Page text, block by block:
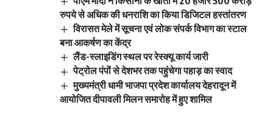
रुपये से अधिक की धनराशि का किया डिजिटल हस्तांतरण
विरासत मेले में सूचना एवं लोक संपर्क विभाग का स्टाल
बना आकर्षण का केंद्र
लैंड-स्लाइडिंग स्थल पर रेस्क्यू कार्य जारी
पेट्रोल पंपों से देशभर तक पहुंचेगा पहाड़ का स्वाद
मुख्यमंत्री धामी भाजपा प्रदेश कार्यालय देहरादून में
आयोजित दीपावली मिलन समारोह में हुए शामिल